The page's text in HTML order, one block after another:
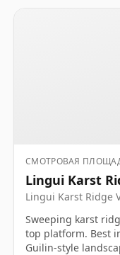
СМОТРОВАЯ
Lingui Karst
Lingui Karst Ridge
Sweeping karst
top platform. Best
Guilin-style